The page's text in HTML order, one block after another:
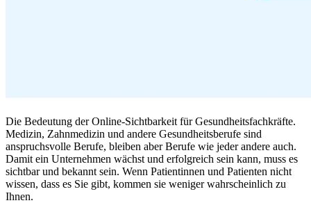
Die Bedeutung der Online-Sichtbarkeit für Gesundheitsfachkräfte.
Medizin, Zahnmedizin und andere Gesundheitsberufe sind
anspruchsvolle Berufe, bleiben aber Berufe wie jeder andere auch.
Damit ein Unternehmen wächst und erfolgreich sein kann, muss es
sichtbar und bekannt sein. Wenn Patientinnen und Patienten nicht
wissen, dass es Sie gibt, kommen sie weniger wahrscheinlich zu
Ihnen.